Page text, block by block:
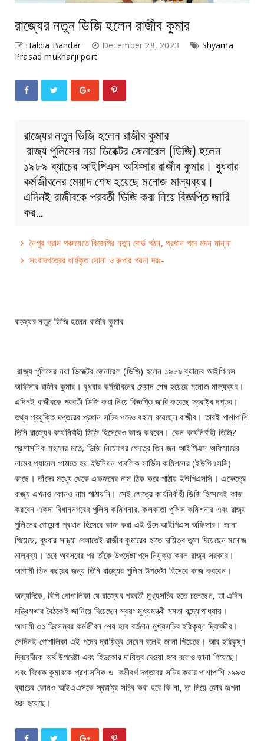
রাজ্যের নতুন ডিজি হলেন রাজীব কুমার
Haldia Bandar December 28, 2023
Shyama
Prasad mukharji port
রাজ্যের নতুন ডিজি হলেন রাজীব কুমার
রাজ্য পুলিসের নয়া ডিরেক্টর জেনারেল (ডিজি) হলেন
১৯৮৯ ব্যাচের আইপিএস অফিসার রাজীব কুমার। বুধবার
কর্মজীবনের মেয়াদ শেষ হয়েছে মনোজ মাল্যব্যর।
এদিনই রাজীবকে পরবর্তী ডিজি করা নিয়ে বিজ্ঞপ্তি জারি
কর…
নৈপুর গ্রাম পঞ্চায়েতে বিজেপির নতুন বোর্ড গঠন, প্রধান পদে মদন মান্না
সংবাদপত্রের ধার্যকৃত সোনা ও রুপার গয়না দরঃ-
রাজ্যের নতুন ডিজি হলেন রাজীব কুমার
রাজ্য পুলিসের নয়া ডিরেক্টর জেনারেল (ডিজি) হলেন ১৯৮৯ ব্যাচের আইপিএস
অফিসার রাজীব কুমার। বুধবার কর্মজীবনের মেয়াদ শেষ হয়েছে মনোজ মাল্যব্যর।
এদিনই রাজীবকে পরবর্তী ডিজি করা নিয়ে বিজ্ঞপ্তি জারি করেছে স্বরাষ্ট্র দপ্তর।
তথ্য প্রযুক্তি দপ্তরের প্রধান সচিব পদেও বহাল রয়েছেন রাজীব। তারই পাশাপাশি
তিনি রাজ্যের কার্যনির্বাহী ডিজি হিসেবেও কাজ করবেন। কেন কার্যনির্বাহী ডিজি?
প্রশাসনিক মহলের মতে, ডিজি নিয়োগের ক্ষেত্রে তিন জন আইপিএস অফিসারের
নামের প্যানেল পাঠাতে হয় ইউনিয়ন পাবলিক সার্ভিস কমিশনের (ইউপিএসসি)
কাছে। তাঁদের মধ্যে থেকে একজনের নাম ঠিক করে পাঠায় ইউপিএসসি। এক্ষেত্রে
রাজ্য এখনও কোনও নাম পাঠায়নি। সেই ক্ষেত্রে কার্যনির্বাহী ডিজি হিসেবেই কাজ
করবেন একদা বিধাননগরের পুলিস কমিশনার, কলকাতা পুলিস কমিশনার এবং রাজ্য
পুলিসের গোয়েন্দা প্রধান হিসেবে কাজ করা এই দুঁদে আইপিএস অফিসার। জানা
গিয়েছে, বুধবার সন্ধ্যা বেলাতেই রাজীব কুমারের হাতে দায়িত্ব তুলে দিয়েছেন মনোজ
মাল্যব্য। তবে অবসরের পর তাঁকে উপদেষ্টা পদে নিযুক্ত করল রাজ্য সরকার।
আগামী তিন বছরের জন্য তিনি রাজ্যের পুলিস উপদেষ্টা হিসেবে কাজ করবেন।
অন্যদিকে, বিপি গোপালিকা যে রাজ্যের পরবর্তী মুখ্যসচিব হতে চলেছেন, তা এদিন
মন্ত্রিসভার বৈঠকেই জানিয়ে দিয়েছেন স্বয়ং মুখ্যমন্ত্রী মমতা বন্দ্যোপাধ্যায়।
আগামী ৩১ ডিসেম্বর কর্মজীবন শেষ হবে বর্তমান মুখ্যসচিব হরিকৃষ্ণ দ্বিবেদীর।
সেদিনই গোপালিকা এই পদের দ্বায়িত্ব নেবেন বলেই জানা গিয়েছে। আর হরিকৃষ্ণ
দ্বিবেদীকে অর্থ উপদেষ্টা এবং হিডকোর দায়িত্ব দেওয়া হবে বলেও জানা গিয়েছে।
এবং বিবেক কুমারকে প্রশাসনিক ও কর্মীবর্গ দপ্তরের সচিব করার পাশাপাশি ১৯৯৩
ব্যাচের কোনও আইএএসকে স্বরাষ্ট্র সচিব করা হবে কি না, তা নিয়ে জোর জল্পনা
শুরু হয়েছে।